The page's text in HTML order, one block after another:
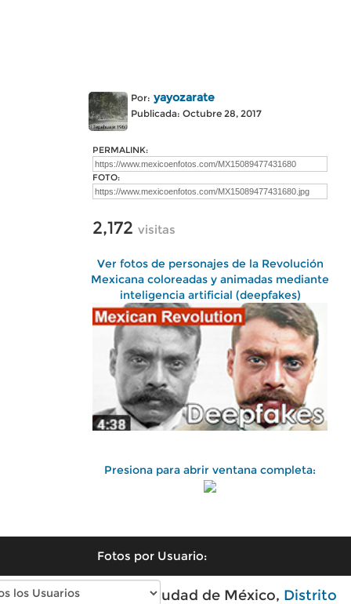
Por: yayozarate
Publicada: Octubre 28, 2017
PERMALINK:
FOTO:
2,172 visitas
Ver fotos de personajes de la Revolución
Mexicana coloreadas y animadas mediante
inteligencia artificial (deepfakes)
Presiona para abrir ventana completa:
Fotos por Usuario:
Fotos antiguas de Ciudad de México, Distrito